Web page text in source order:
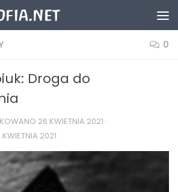
0
Droga do
26 KWIETNIA 2021 ·
2021